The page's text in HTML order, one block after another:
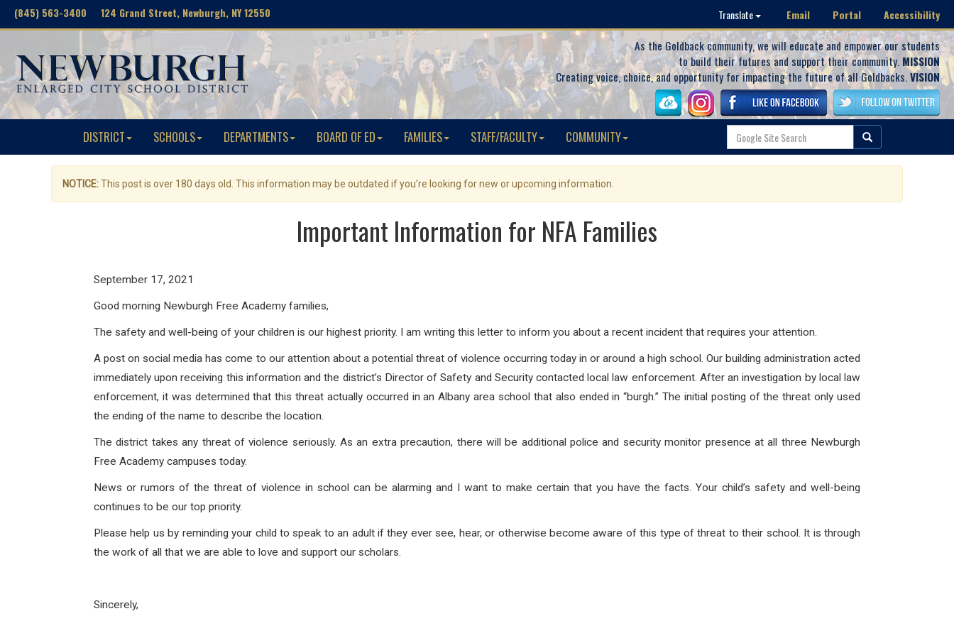
(845) 563-3400 124 Grand Street, Newburgh, NY 12550 Translate Email Portal Accessibility
As the Goldback community, we will educate and empower our students
to build their futures and support their community. MISSION
Creating voice, choice, and opportunity for impacting the future of all Goldbacks.VISION
DISTRICT SCHOOLS DEPARTMENTS BOARD OF ED FAMILIES STAFF/FACULTY COMMUNITY
NOTICE:This post is over 180 days old. This information may be outdated if you're looking for new or upcoming information.
Important Information for NFA Families
September 17, 2021
Good morning Newburgh Free Academy families,
The safety and well-being of your children is our highest priority. I am writing this letter to inform you about a recent incident that requires your attention.
A post on social media has come to our attention about a potential threat of violence occurring today in or around a high school. Our building administration acted
immediately upon receiving this information and the district’s Director of Safety and Security contacted local law enforcement. After an investigation by local law
enforcement, it was determined that this threat actually occurred in an Albany area school that also ended in “burgh.” The initial posting of the threat only used
the ending of the name to describe the location.
The district takes any threat of violence seriously. As an extra precaution, there will be additional police and security monitor presence at all three Newburgh
Free Academy campuses today.
News or rumors of the threat of violence in school can be alarming and I want to make certain that you have the facts. Your child’s safety and well-being
continues to be our top priority.
Please help us by reminding your child to speak to an adult if they ever see, hear, or otherwise become aware of this type of threat to their school. It is through
the work of all that we are able to love and support our scholars.
Sincerely,